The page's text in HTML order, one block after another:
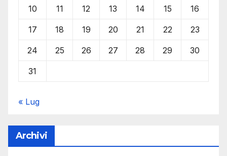
10 11 12 13 14 15 16
17 18 19 20 21 22 23
24 25 26 27 28 29 30
31
« Lug
Archivi